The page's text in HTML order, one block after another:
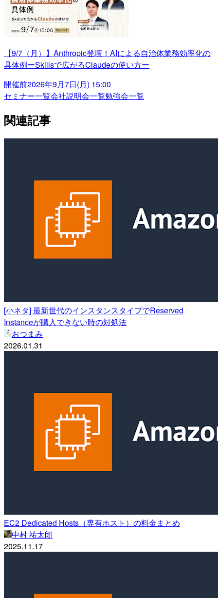
【9/7（月）】Anthropic登壇！AIによる自治体業務効率化の
具体例ーSkillsで広がるClaudeの使い方ー
開催前2026年9月7日(月) 15:00
セミナー一覧会社説明会一覧勉強会一覧
関連記事
[小ネタ] 最新世代のインスタンスタイプでReserved
Instanceが購入できない時の対処法
おつまみ
2026.01.31
EC2 Dedicated Hosts（専有ホスト）の料金まとめ
中村 祐太郎
2025.11.17